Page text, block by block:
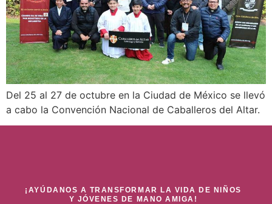
Del 25 al 27 de octubre en la Ciudad de México se llevó
a cabo la Convención Nacional de Caballeros del Altar.
¡AYÚDANOS A TRANSFORMAR LA VIDA DE NIÑOS
Y JÓVENES DE MANO AMIGA!